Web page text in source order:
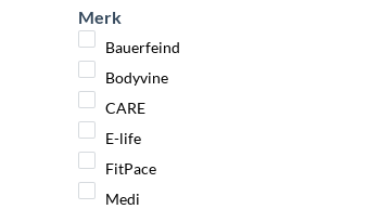
Merk
Bauerfeind
Bodyvine
CARE
E-life
FitPace
Medi